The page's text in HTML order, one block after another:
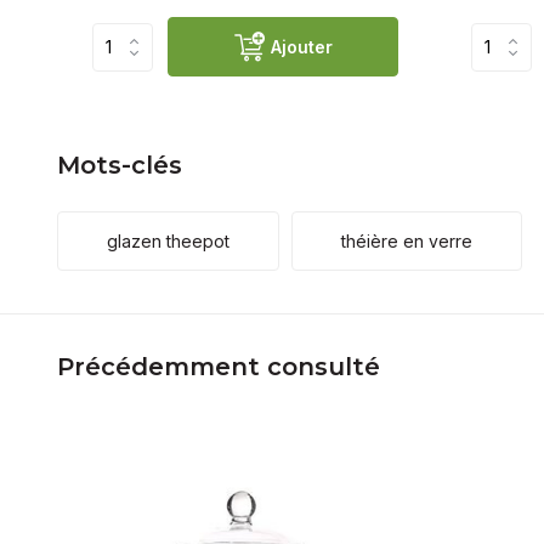
Ajouter
Mots-clés
glazen theepot théière en verre
Précédemment consulté